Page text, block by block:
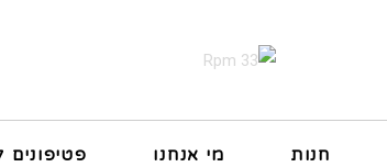
חנות מי אנחנו פטיפונים